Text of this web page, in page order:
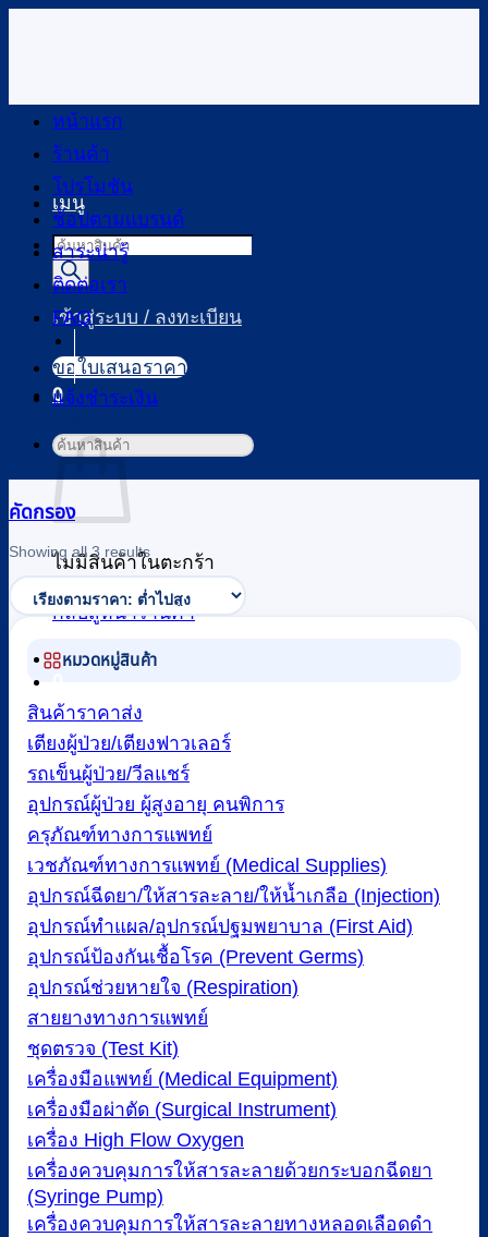
เนื้อหา
เมนู
Products
search
เข้าสู่ระบบ / ลงทะเบียน
0
ไม่มีสินค้าในตะกร้า
กลับสู่หน้าร้านค้า
หน้าแรก
ร้านค้า
โปรโมชัน
ช้อปตามแบรนด์
สาระน่ารู้
ติดต่อเรา
FAQ
ขอใบเสนอราคา
แจ้งชำระเงิน
ค้นหา:
คัดกรอง
Showing all 3 resultsSorted
by
price:
low
to
หมวดหมู่สินค้า
สินค้าราคาส่ง
เตียงผู้ป่วย/เตียงฟาวเลอร์
รถเข็นผู้ป่วย/วีลแชร์
อุปกรณ์ผู้ป่วย ผู้สูงอายุ คนพิการ
ครุภัณฑ์ทางการแพทย์
เวชภัณฑ์ทางการแพทย์ (Medical Supplies)
อุปกรณ์ฉีดยา/ให้สารละลาย/ให้น้ำเกลือ (Injection)
อุปกรณ์ทำแผล/อุปกรณ์ปฐมพยาบาล (First Aid)
อุปกรณ์ป้องกันเชื้อโรค (Prevent Germs)
อุปกรณ์ช่วยหายใจ (Respiration)
สายยางทางการแพทย์
ชุดตรวจ (Test Kit)
เครื่องมือแพทย์ (Medical Equipment)
เครื่องมือผ่าตัด (Surgical Instrument)
เครื่อง High Flow Oxygen
เครื่องควบคุมการให้สารละลายด้วยกระบอกฉีดยา
(Syringe Pump)
เครื่องควบคุมการให้สารละลายทางหลอดเลือดดำ